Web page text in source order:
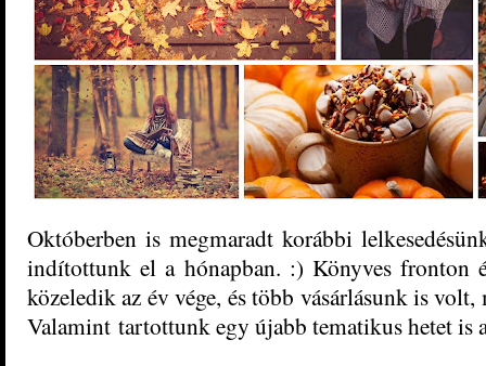
Októberben is megmaradtkorábbi lelkese
indítottunk el a hónapban. :) Könyves fronton
közeledik az év vége, és több vásárlásunk is
Valamint tartottunk egy újabb tematikus hetet is